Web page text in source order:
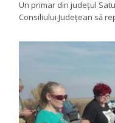
Un primar din județul
Consiliului Județean să